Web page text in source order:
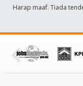
Harap maaf. Tiada